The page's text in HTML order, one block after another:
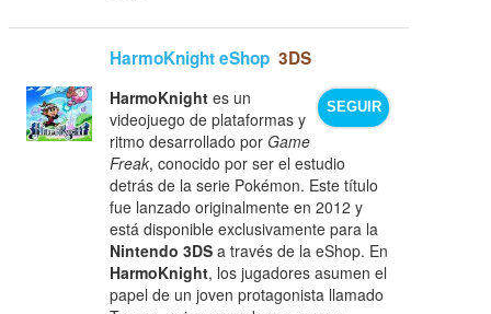
HarmoKnight eShop 3DS
SEGUIR
HarmoKnight es un
videojuego de plataformas y
ritmo desarrollado porGame
Freak, conocido por ser el estudio
detrás de la serie Pokémon. Este título
fue lanzado originalmente en 2012 y
está disponible exclusivamente para la
Nintendo 3DS a través de la eShop. En
HarmoKnight, los jugadores asumen el
papel de un joven protagonista llamado